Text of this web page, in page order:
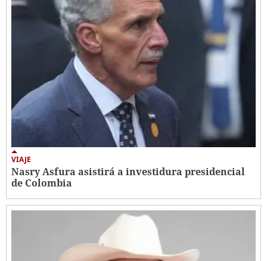
VIAJE
Nasry Asfura asistirá a investidura presidencial
de Colombia